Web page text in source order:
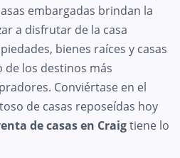
embargadas brindan la
a disfrutar de la casa
bienes raíces y casas
de los destinos más
Conviértase en el
de casas reposeídas hoy
de casas en Craigtiene lo